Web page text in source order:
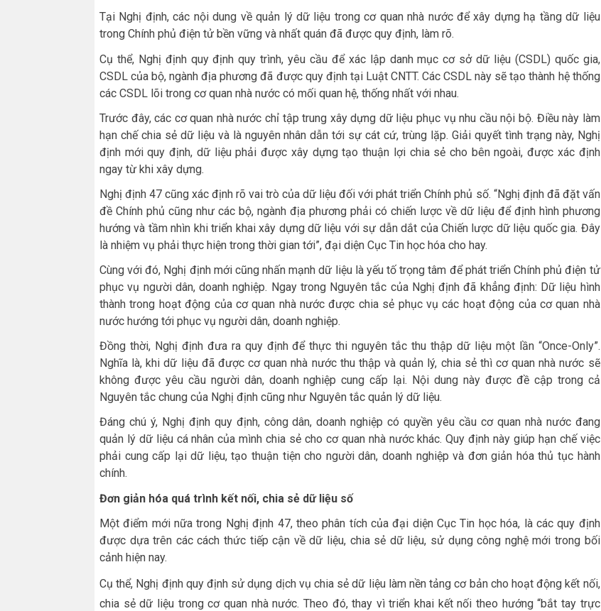
giảm
lượng.
Tại Nghị định, các nội dung về quản lý dữ liệu trong cơ quan nhà nước để xây dựng hạ tầng dữ liệu
trong Chính phủ điện tử bền vững và nhất quán đã được quy định, làm rõ.
Cụ thể, Nghị định quy định quy trình, yêu cầu để xác lập danh mục cơ sở dữ liệu (CSDL) quốc gia,
CSDL của bộ, ngành địa phương đã được quy định tại Luật CNTT. Các CSDL này sẽ tạo thành hệ thống
các CSDL lõi trong cơ quan nhà nước có mối quan hệ, thống nhất với nhau.
Trước đây, các cơ quan nhà nước chỉ tập trung xây dựng dữ liệu phục vụ nhu cầu nội bộ. Điều này làm
hạn chế chia sẻ dữ liệu và là nguyên nhân dẫn tới sự cát cứ, trùng lặp. Giải quyết tình trạng này, Nghị
định mới quy định, dữ liệu phải được xây dựng tạo thuận lợi chia sẻ cho bên ngoài, được xác định
ngay từ khi xây dựng.
Nghị định 47 cũng xác định rõ vai trò của dữ liệu đối với phát triển Chính phủ số. “Nghị định đã đặt vấn
đề Chính phủ cũng như các bộ, ngành địa phương phải có chiến lược về dữ liệu để định hình phương
hướng và tầm nhìn khi triển khai xây dựng dữ liệu với sự dẫn dắt của Chiến lược dữ liệu quốc gia. Đây
là nhiệm vụ phải thực hiện trong thời gian tới”, đại diện Cục Tin học hóa cho hay.
Cùng với đó, Nghị định mới cũng nhấn mạnh dữ liệu là yếu tố trọng tâm để phát triển Chính phủ điện tử
phục vụ người dân, doanh nghiệp. Ngay trong Nguyên tắc của Nghị định đã khẳng định: Dữ liệu hình
thành trong hoạt động của cơ quan nhà nước được chia sẻ phục vụ các hoạt động của cơ quan nhà
nước hướng tới phục vụ người dân, doanh nghiệp.
Đồng thời, Nghị định đưa ra quy định để thực thi nguyên tắc thu thập dữ liệu một lần “Once-Only”.
Nghĩa là, khi dữ liệu đã được cơ quan nhà nước thu thập và quản lý, chia sẻ thì cơ quan nhà nước sẽ
không được yêu cầu người dân, doanh nghiệp cung cấp lại. Nội dung này được đề cập trong cả
Nguyên tắc chung của Nghị định cũng như Nguyên tắc quản lý dữ liệu.
Đáng chú ý, Nghị định quy định, công dân, doanh nghiệp có quyền yêu cầu cơ quan nhà nước đang
quản lý dữ liệu cá nhân của mình chia sẻ cho cơ quan nhà nước khác. Quy định này giúp hạn chế việc
phải cung cấp lại dữ liệu, tạo thuận tiện cho người dân, doanh nghiệp và đơn giản hóa thủ tục hành
chính.
Đơn giản hóa quá trình kết nối, chia sẻ dữ liệu số
Một điểm mới nữa trong Nghị định 47, theo phân tích của đại diện Cục Tin học hóa, là các quy định
được dựa trên các cách thức tiếp cận về dữ liệu, chia sẻ dữ liệu, sử dụng công nghệ mới trong bối
cảnh hiện nay.
Cụ thể, Nghị định quy định sử dụng dịch vụ chia sẻ dữ liệu làm nền tảng cơ bản cho hoạt động kết nối,
chia sẻ dữ liệu trong cơ quan nhà nước. Theo đó, thay vì triển khai kết nối theo hướng “bắt tay trực